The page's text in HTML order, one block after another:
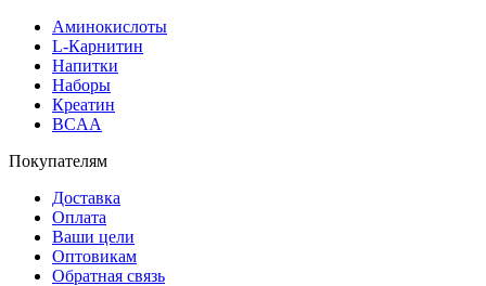
Аминокислоты
L-Карнитин
Напитки
Наборы
Креатин
BCAA
Покупателям
Доставка
Оплата
Ваши цели
Оптовикам
Обратная связь